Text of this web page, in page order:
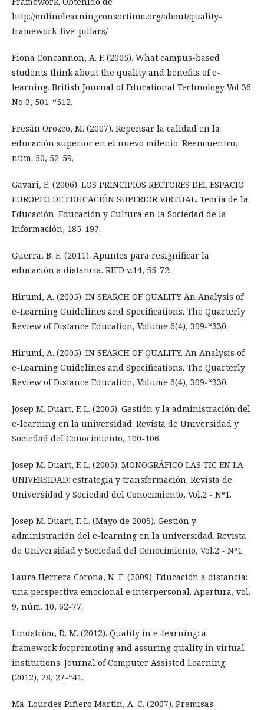
http://onlinelearningconsortium.org/about/quality-
framework-five-pillars/
Fiona Concannon, A. F. (2005). What campus-based
students think about the quality and benefits of e-
learning. British Journal of Educational Technology Vol 36
No 3, 501-“512.
Fresán Orozco, M. (2007). Repensar la calidad en la
educación superior en el nuevo milenio. Reencuentro,
núm. 50, 52-59.
Gavari, E. (2006). LOS PRINCIPIOS RECTORES DEL ESPACIO
EUROPEO DE EDUCACIÓN SUPERIOR VIRTUAL. Teoría de la
Educación. Educación y Cultura en la Sociedad de la
Información, 185-197.
Guerra, B. E. (2011). Apuntes para resignificar la
educación a distancia. RIED v.14, 55-72.
Hirumi, A. (2005). IN SEARCH OF QUALITY An Analysis of
e-Learning Guidelines and Specifications. The Quarterly
Review of Distance Education, Volume 6(4), 309-“330.
Hirumi, A. (2005). IN SEARCH OF QUALITY. An Analysis of
e-Learning Guidelines and Specifications. The Quarterly
Review of Distance Education, Volume 6(4), 309-“330.
Josep M. Duart, F. L. (2005). Gestión y la administración del
e-learning en la universidad. Revista de Universidad y
Sociedad del Conocimiento, 100-106.
Josep M. Duart, F. L. (2005). MONOGRÁFICO LAS TIC EN LA
UNIVERSIDAD: estrategia y transformación. Revista de
Universidad y Sociedad del Conocimiento, Vol.2 - Nº1.
Josep M. Duart, F. L. (Mayo de 2005). Gestión y
administración del e-learning en la universidad. Revista
de Universidad y Sociedad del Conocimiento, Vol.2 - Nº1.
Laura Herrera Corona, N. E. (2009). Educación a distancia:
una perspectiva emocional e interpersonal. Apertura, vol.
9, núm. 10, 62-77.
Lindström, D. M. (2012). Quality in e-learning: a
framework forpromoting and assuring quality in virtual
institutions. Journal of Computer Assisted Learning
(2012), 28, 27-“41.
Ma. Lourdes Piñero Martín, A. C. (2007). Premisas